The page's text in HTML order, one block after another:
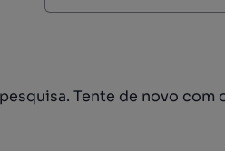
Tente de novo com